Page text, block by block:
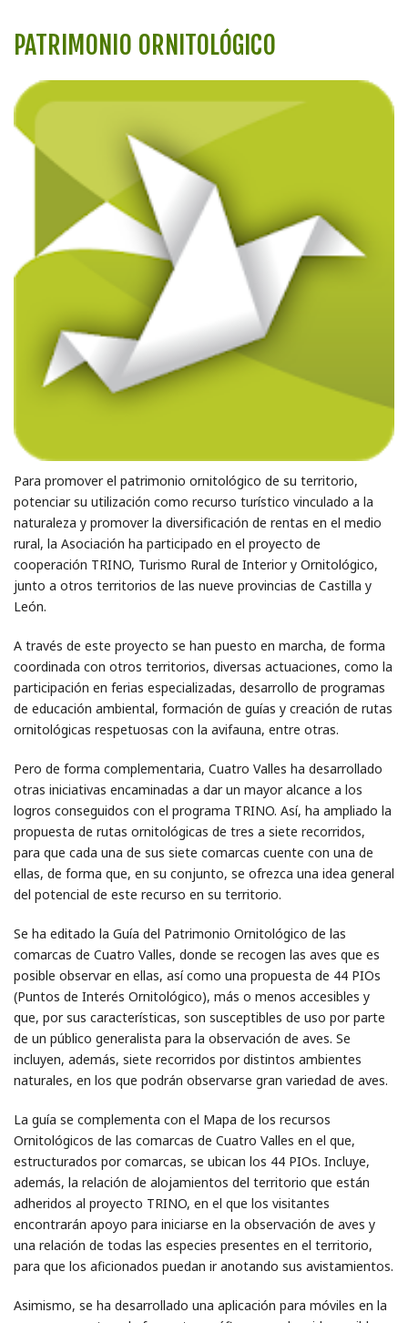
PATRIMONIO ORNITOLÓGICO
Para promover el patrimonio ornitológico de su territorio,
potenciar su utilización como recurso turístico vinculado a la
naturaleza y promover la diversificación de rentas en el medio
rural, la Asociación ha participado en el proyecto de
cooperación TRINO, Turismo Rural de Interior y Ornitológico,
junto a otros territorios de las nueve provincias de Castilla y
León.
A través de este proyecto se han puesto en marcha, de forma
coordinada con otros territorios, diversas actuaciones, como la
participación en ferias especializadas, desarrollo de programas
de educación ambiental, formación de guías y creación de rutas
ornitológicas respetuosas con la avifauna, entre otras.
Pero de forma complementaria, Cuatro Valles ha desarrollado
otras iniciativas encaminadas a dar un mayor alcance a los
logros conseguidos con el programa TRINO. Así, ha ampliado la
propuesta de rutas ornitológicas de tres a siete recorridos,
para que cada una de sus siete comarcas cuente con una de
ellas, de forma que, en su conjunto, se ofrezca una idea general
del potencial de este recurso en su territorio.
Se ha editado la Guía del Patrimonio Ornitológico de las
comarcas de Cuatro Valles, donde se recogen las aves que es
posible observar en ellas, así como una propuesta de 44 PIOs
(Puntos de Interés Ornitológico), más o menos accesibles y
que, por sus características, son susceptibles de uso por parte
de un público generalista para la observación de aves. Se
incluyen, además, siete recorridos por distintos ambientes
naturales, en los que podrán observarse gran variedad de aves.
La guía se complementa con el Mapa de los recursos
Ornitológicos de las comarcas de Cuatro Valles en el que,
estructurados por comarcas, se ubican los 44 PIOs. Incluye,
además, la relación de alojamientos del territorio que están
adheridos al proyecto TRINO, en el que los visitantes
encontrarán apoyo para iniciarse en la observación de aves y
una relación de todas las especies presentes en el territorio,
para que los aficionados puedan ir anotando sus avistamientos.
Asimismo, se ha desarrollado una aplicación para móviles en la